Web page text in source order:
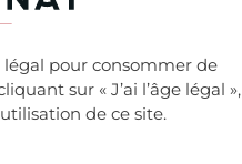
légal pour consommer de
sur « J’ai l’âge légal »,
de ce site.